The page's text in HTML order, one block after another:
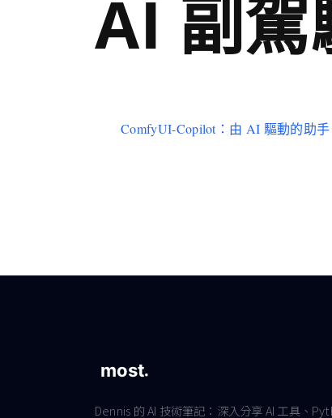
AI 副駕
ComfyUI-Copilot：由 AI 驅動的助
Dennis 的 AI 技術筆記：深入分享 AI 工具、